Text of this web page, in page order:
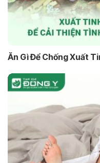
Ăn Gì Để Chống Xuất